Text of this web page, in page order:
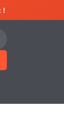
!